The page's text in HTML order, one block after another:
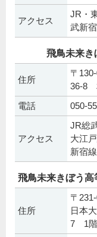
アクセス
JR・
武新
飛鳥未来き
住所
〒
36-8
電話 050-
アクセス
JR総
大江
新宿
飛鳥未来きぼう
住所
〒
日本
7 1階